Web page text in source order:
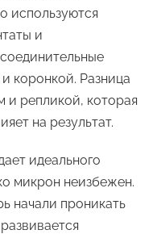
используются
и
коронкой. Разница
и репликой, которая
на результат.
идеального
микрон неизбежен.
начали проникать